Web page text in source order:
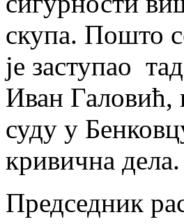
скупа. Пошто
је заступао
Иван Галовић,
суду у
кривична дела.
Председник